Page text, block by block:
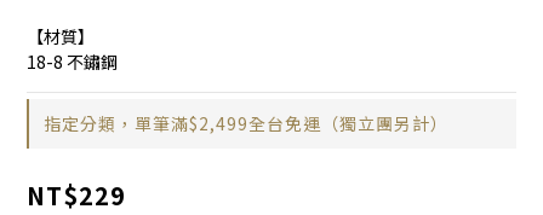
【材質】
18-8 不鏽鋼
指定分類，單筆滿$2,499全台免運（獨立團另計）
NT$229